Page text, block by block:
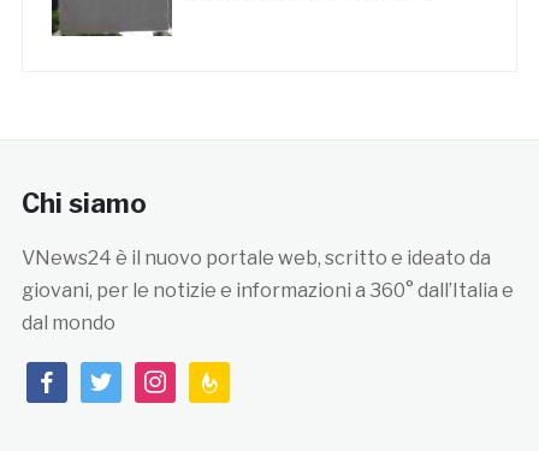
Chi siamo
VNews24 è il nuovo portale web, scritto e ideato da
giovani, per le notizie e informazioni a 360° dall’Italia e
dal mondo
facebooktwitterinstagramfeedburner